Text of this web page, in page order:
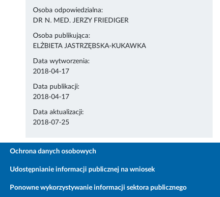
Osoba odpowiedzialna:
DR N. MED. JERZY FRIEDIGER
Osoba publikująca:
ELŻBIETA JASTRZĘBSKA-KUKAWKA
Data wytworzenia:
2018-04-17
Data publikacji:
2018-04-17
Data aktualizacji:
2018-07-25
Ochrona danych osobowych
Udostępnianie informacji publicznej na wniosek
Ponowne wykorzystywanie informacji sektora publicznego